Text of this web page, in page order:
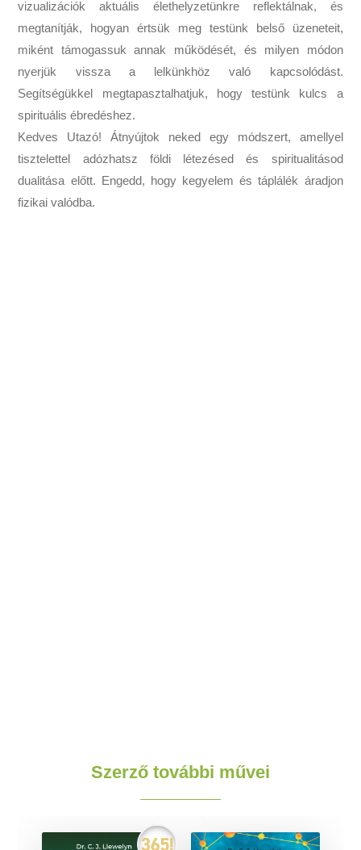
vizualizációk aktuális élethelyzetünkre reflektálnak, és
megtanítják, hogyan értsük meg testünk belső üzeneteit,
miként támogassuk annak működését, és milyen módon
nyerjük vissza a lelkünkhöz való kapcsolódást.
Segítségükkel megtapasztalhatjuk, hogy testünk kulcs a
spirituális ébredéshez.
Kedves Utazó! Átnyújtok neked egy módszert, amellyel
tisztelettel adózhatsz földi létezésed és spiritualitásod
dualitása előtt. Engedd, hogy kegyelem és táplálék áradjon
fizikai valódba.
Szerző további művei